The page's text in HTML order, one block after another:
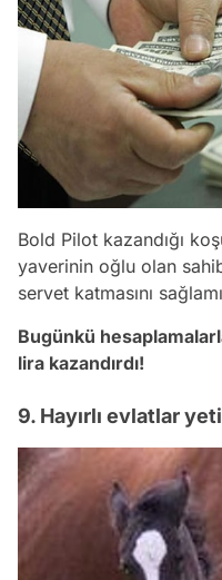
Bold Pilot kazandığı
yaverinin oğlu olan
servet katmasını
Bugünkü
lira kazandırdı!
9. Hayırlı evlatlar